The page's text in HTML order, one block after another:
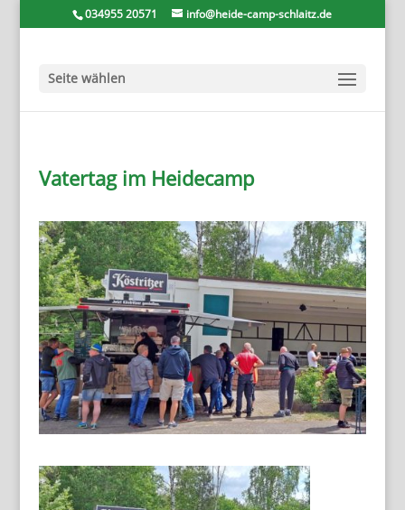
034955 20571 info@heide-camp-schlaitz.de
Seite wählen
Vatertag im Heidecamp